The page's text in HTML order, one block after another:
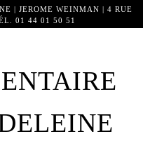
| JEROME WEINMAN | 4 RUE
01 44 01 50 51